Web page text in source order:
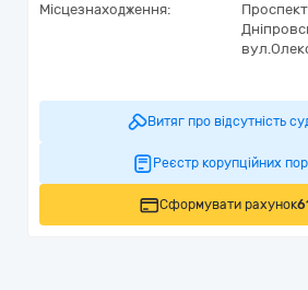
Місцезнаходження:
Витяг про відсутність
Реєстр корупційних
Сформувати рахунок